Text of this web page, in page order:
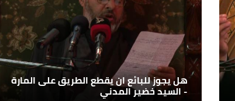
هل يجوز للبائع ان يقطع الطريق على المارة
- السيد خضير المدني